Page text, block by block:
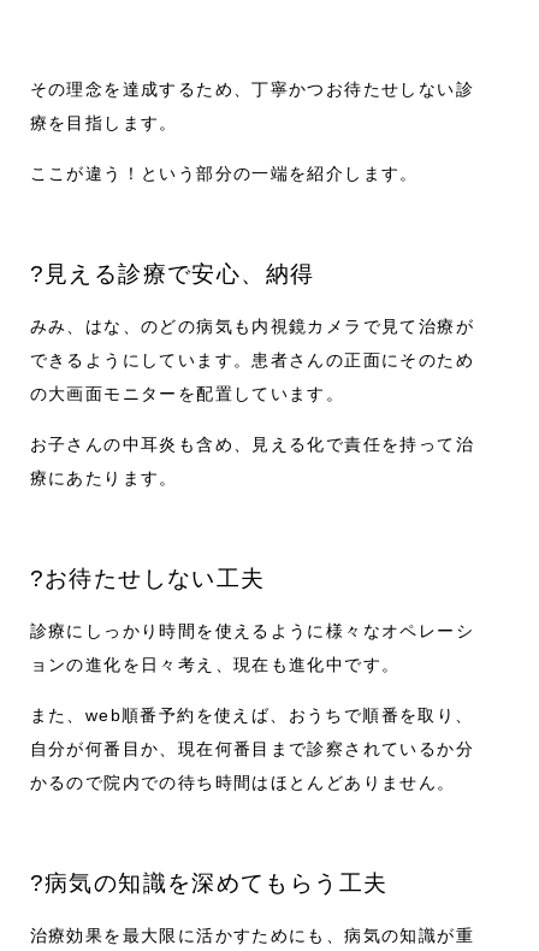
その理念を達成するため、丁寧かつお待たせしない診
療を目指します。
ここが違う！という部分の一端を紹介します。
? 見える診療で安心、納得
みみ、はな、のどの病気も内視鏡カメラで見て治療が
できるようにしています。患者さんの正面にそのため
の大画面モニターを配置しています。
お子さんの中耳炎も含め、見える化で責任を持って治
療にあたります。
?お待たせしない工夫
診療にしっかり時間を使えるように様々なオペレーシ
ョンの進化を日々考え、現在も進化中です。
また、 web順番予約 を使えば、おうちで順番を取り、
自分が何番目か、現在何番目まで診察されているか分
かるので院内での待ち時間はほとんどありません。
?病気の知識を深めてもらう工夫
治療効果を最大限に活かすためにも、病気の知識が重